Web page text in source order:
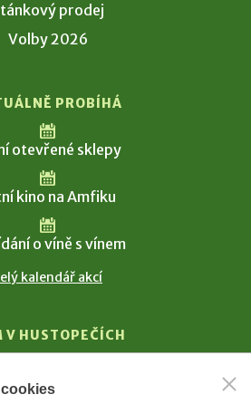
prodej
Volby 2026
PROBÍHÁ
otevřené sklepy
kino na Amfiku
o víně s vínem
kalendář akcí
V HUSTOPEČÍCH
T. G. Masaryk